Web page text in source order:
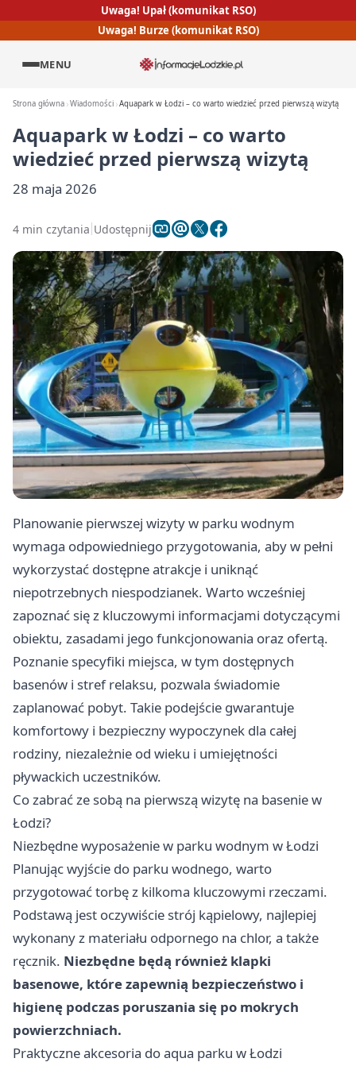
Uwaga! Upał (komunikat RSO)
Uwaga! Burze (komunikat RSO)
MENU
Strona główna Wiadomości Aquapark w Łodzi – co warto wiedzieć przed pierwszą wizytą
Aquapark w Łodzi – co warto
wiedzieć przed pierwszą wizytą
28 maja 2026
4 min czytania Udostępnij
Planowanie pierwszej wizyty w parku wodnym
wymaga odpowiedniego przygotowania, aby w pełni
wykorzystać dostępne atrakcje i uniknąć
niepotrzebnych niespodzianek. Warto wcześniej
zapoznać się z kluczowymi informacjami dotyczącymi
obiektu, zasadami jego funkcjonowania oraz ofertą.
Poznanie specyfiki miejsca, w tym dostępnych
basenów i stref relaksu, pozwala świadomie
zaplanować pobyt. Takie podejście gwarantuje
komfortowy i bezpieczny wypoczynek dla całej
rodziny, niezależnie od wieku i umiejętności
pływackich uczestników.
Co zabrać ze sobą na pierwszą wizytę na basenie w
Łodzi?
Niezbędne wyposażenie w parku wodnym w Łodzi
Planując wyjście do parku wodnego, warto
przygotować torbę z kilkoma kluczowymi rzeczami.
Podstawą jest oczywiście strój kąpielowy, najlepiej
wykonany z materiału odpornego na chlor, a także
ręcznik. Niezbędne będą również klapki
basenowe, które zapewnią bezpieczeństwo i
higienę podczas poruszania się po mokrych
powierzchniach.
Praktyczne akcesoria do aqua parku w Łodzi